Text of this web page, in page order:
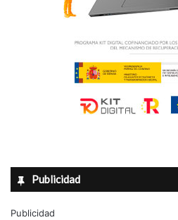
Publicidad
Publicidad